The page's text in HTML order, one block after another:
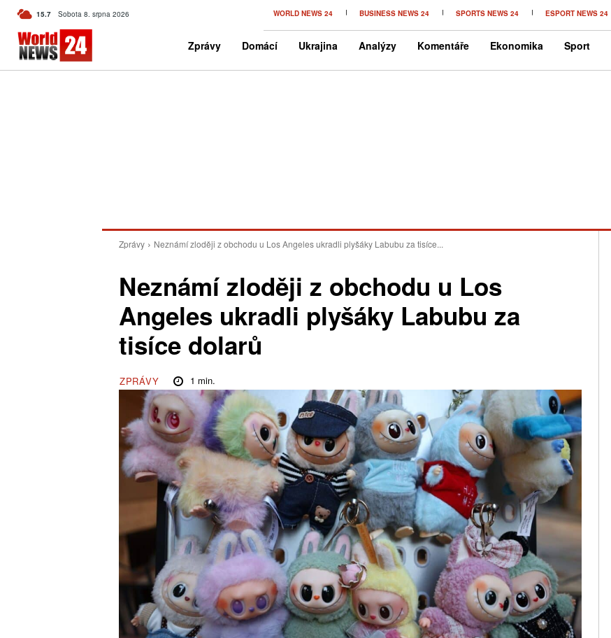
15.7 C Czech
Sobota 8. srpna 2026 WORLD NEWS 24 BUSINESS NEWS 24 SPORTS NEWS 24 ESPORT NEWS 24
Zprávy Domácí Ukrajina Analýzy Komentáře Ekonomika Sport
Zprávy Neznámí zloději z obchodu u Los Angeles ukradli plyšáky Labubu za tisíce...
Neznámí zloději z obchodu u Los
Angeles ukradli plyšáky Labubu za
tisíce dolarů
ZPRÁVY 1 min.